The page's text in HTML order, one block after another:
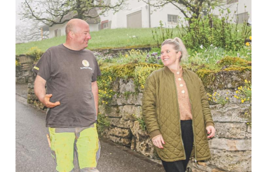
App
Fussball